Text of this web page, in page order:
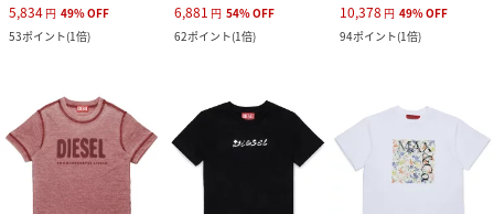
5,834 円 49%OFF
53ポイント(1倍)
6,881 円 54%OFF
62ポイント(1倍)
10,378 円 49%OFF
94ポイント(1倍)